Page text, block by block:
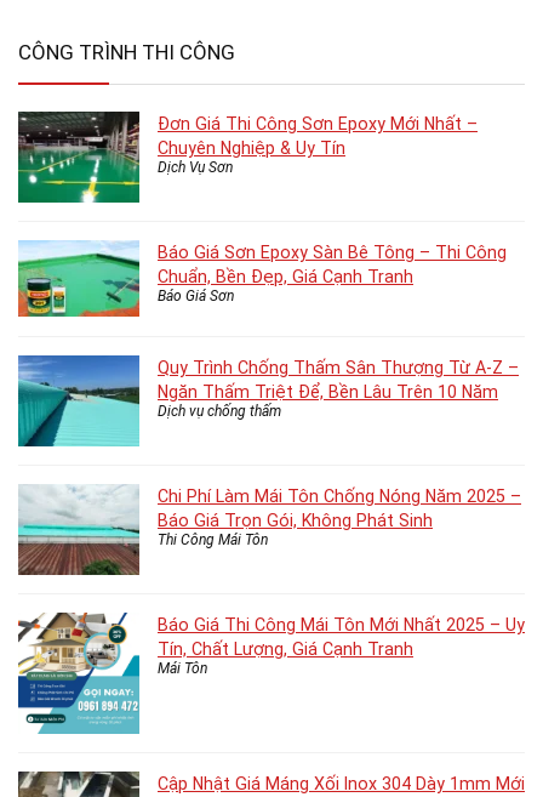
CÔNG TRÌNH THI CÔNG
Đơn Giá Thi Công Sơn Epoxy Mới Nhất –
Chuyên Nghiệp & Uy Tín
Dịch Vụ Sơn
Báo Giá Sơn Epoxy Sàn Bê Tông – Thi Công
Chuẩn, Bền Đẹp, Giá Cạnh Tranh
Báo Giá Sơn
Quy Trình Chống Thấm Sân Thượng Từ A-Z –
Ngăn Thấm Triệt Để, Bền Lâu Trên 10 Năm
Dịch vụ chống thấm
Chi Phí Làm Mái Tôn Chống Nóng Năm 2025 –
Báo Giá Trọn Gói, Không Phát Sinh
Thi Công Mái Tôn
Báo Giá Thi Công Mái Tôn Mới Nhất 2025 – Uy
Tín, Chất Lượng, Giá Cạnh Tranh
Mái Tôn
Cập Nhật Giá Máng Xối Inox 304 Dày 1mm Mới